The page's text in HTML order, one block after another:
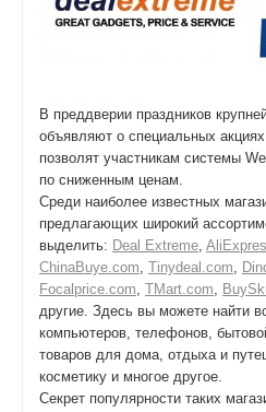
В преддверии праздников
объявляют о специальных
позволят участникам системы
по сниженным ценам.
Среди наиболее известных
предлагающих широкий
выделить: Deal Extreme
ChinaBuye.com Tinydeal.com
Focalprice.com TMart.com
другие. Здесь вы можете найти
компьютеров, телефонов,
товаров для дома, отдыха и
косметику и многое другое.
Секрет популярности таких